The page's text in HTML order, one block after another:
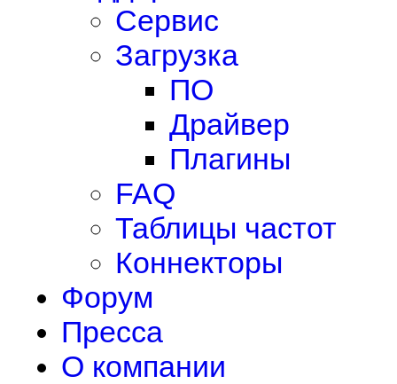
Сервис
Загрузка
ПО
Драйвер
Плагины
FAQ
Таблицы частот
Коннекторы
Форум
Пресса
О компании